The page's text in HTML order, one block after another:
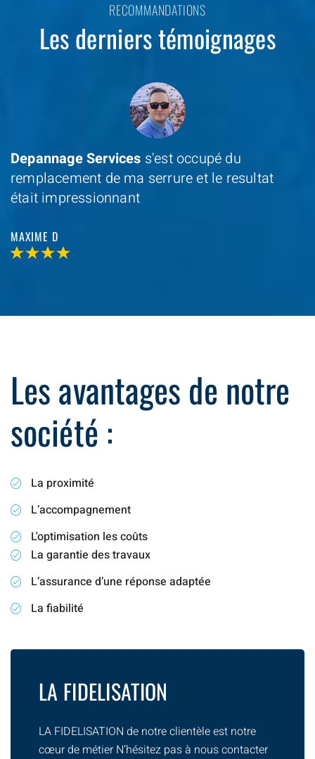
RECOMMANDATIONS
Les derniers témoignages
Depannage Services s'est occupé du
remplacement de ma serrure et le resultat
était impressionnant
MAXIME D
Les avantages de notre
société :
La proximité
L’accompagnement
L'optimisation les coûts
La garantie des travaux
L’assurance d’une réponse adaptée
La fiabilité
LA FIDELISATION
LA FIDELISATION de notre clientèle est notre
cœur de métier N’hésitez pas à nous contacter